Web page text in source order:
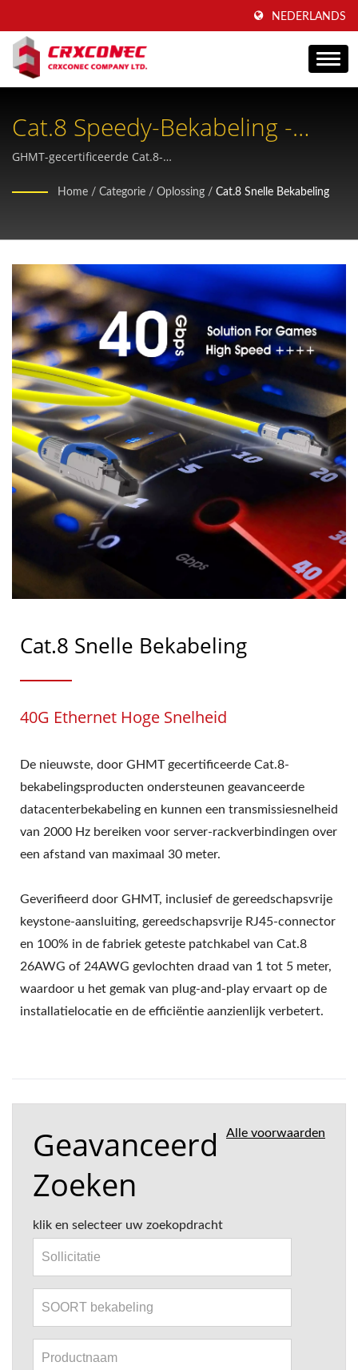
NEDERLANDS
Cat.8 Speedy-Bekabeling -
Geavanceerde
Datacenterconnectiviteit
GHMT-gecertificeerde Cat.8-
installatie en 2000Hz-transmissiemogelijkheid voor moderne
Home / Categorie / Oplossing / Cat.8 Snelle Bekabeling
Cat.8 Snelle Bekabeling
40G Ethernet Hoge Snelheid
De nieuwste, door GHMT gecertificeerde Cat.8-
bekabelingsproducten ondersteunen geavanceerde
datacenterbekabeling en kunnen een transmissiesnelheid
van 2000 Hz bereiken voor server-rackverbindingen over
een afstand van maximaal 30 meter.
Geverifieerd door GHMT, inclusief de gereedschapsvrije
keystone-aansluiting, gereedschapsvrije RJ45-connector
en 100% in de fabriek geteste patchkabel van Cat.8
26AWG of 24AWG gevlochten draad van 1 tot 5 meter,
waardoor u het gemak van plug-and-play ervaart op de
installatielocatie en de efficiëntie aanzienlijk verbetert.
Alle voorwaarden
Geavanceerd
Zoeken
klik en selecteer uw zoekopdracht